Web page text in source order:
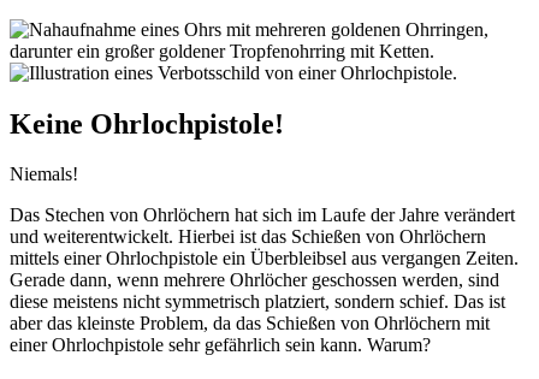
Keine Ohrlochpistole!
Niemals!
Das Stechen von Ohrlöchern hat sich im Laufe der Jahre verändert
und weiterentwickelt. Hierbei ist das Schießen von Ohrlöchern
mittels einer Ohrlochpistole ein Überbleibsel aus vergangen Zeiten.
Gerade dann, wenn mehrere Ohrlöcher geschossen werden, sind
diese meistens nicht symmetrisch platziert, sondern schief. Das ist
aber das kleinste Problem, da das Schießen von Ohrlöchern mit
einer Ohrlochpistole sehr gefährlich sein kann. Warum?